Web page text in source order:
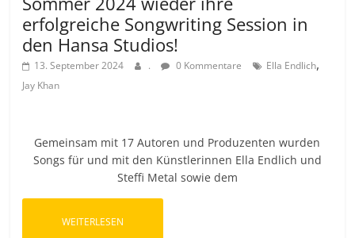
erfolgreiche Songwriting Session in
den Hansa Studios!
13. September 2024 . 0 Kommentare Ella Endlich,
Jay Khan
Gemeinsam mit 17 Autoren und Produzenten wurden
Songs für und mit den Künstlerinnen Ella Endlich und
Steffi Metal sowie dem
WEITERLESEN